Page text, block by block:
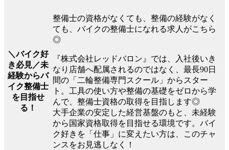
＼バイク好
き必見／未
経験からバ
イク整備士
を目指せ
る！
整備士の資格がなくても、整備の経験がなく
ても、バイクの整備士になれる求人がこちら
◎
『株式会社レッドバロン』では、入社後いき
なり店舗へ配属されるのではなく、最長90日
間の「二輪整備専門スクール」からスター
ト。工具の使い方や整備の基礎をゼロから学
んで、整備士資格の取得を目指します◎
大手企業の安定した経営基盤のもと、未経験
から国家資格取得を目指せる環境です。バイ
ク好きを「仕事」に変えたい方は、このチャ
ンスをお見逃しなく！